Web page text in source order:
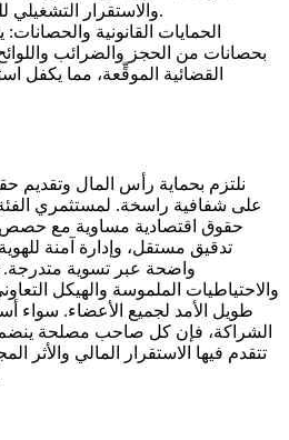
والاستقرار التشغيلي للصندوق على حدٍّ سواء.
الحمايات القانونية
بحصانات من الحجز والضرائب واللوائح
القضائية الموقِّعة، مما يكفل
نلتزم بحماية رأس المال وتقديم
على شفافية راسخة. لمستثمري الفئة
حقوق اقتصادية مساوية مع حصص
تدقيق مستقل، وإدارة آمنة
واضحة عبر تسوية متدرجة.
والاحتياطيات الملموسة والهيكل
طويل الأمد لجميع الأعضاء. سواء
الشراكة، فإن كل صاحب مصلحة
تتقدم فيها الاستقرار المالي والأثر